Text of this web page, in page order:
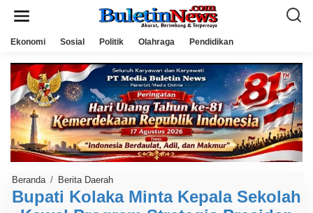
Ekonomi Sosial Politik Olahraga Pendidikan
Beranda / Berita Daerah
p
Bupati Kolaka Minta Kepala Sekolah